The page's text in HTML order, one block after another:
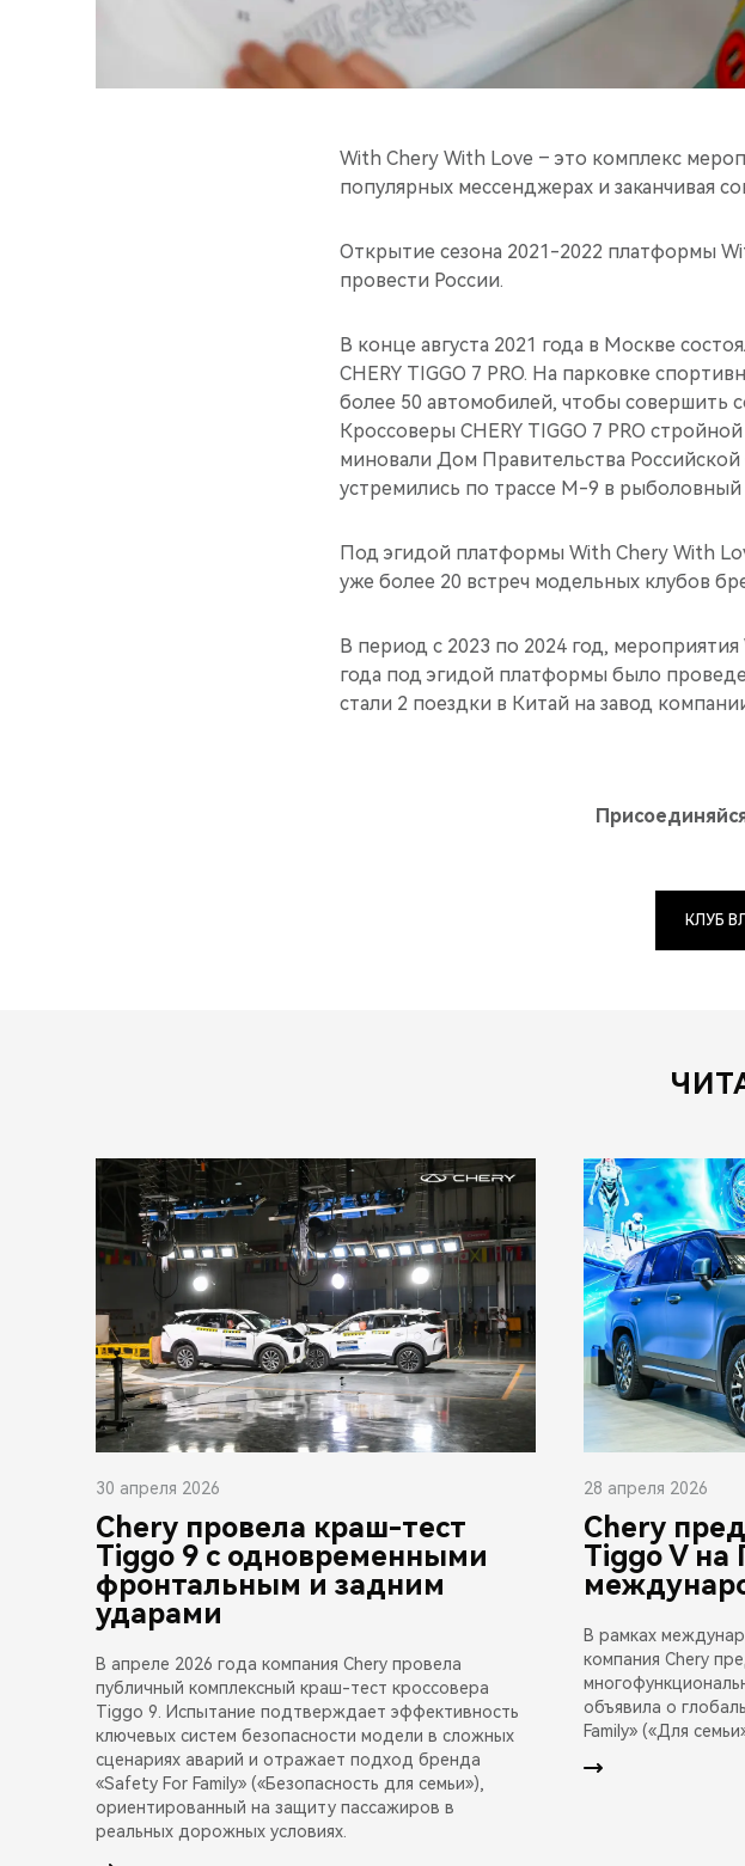
With Chery With Love – это комплекс
популярных мессенджерах и заканчивая
Открытие сезона 2021-2022 платформы
провести России.
В конце августа 2021 года в Москве
CHERY TIGGO 7 PRO. На парковке
более 50 автомобилей, чтобы совершить
Кроссоверы CHERY TIGGO 7 PRO
миновали Дом Правительства
устремились по трассе М-9 в рыболовный
Под эгидой платформы With Chery With
уже более 20 встреч модельных клубов
В период с 2023 по 2024 год,
года под эгидой платформы было
стали 2 поездки в Китай на завод
КЛУБ
30 апреля 2026
Chery провела краш-тест
Tiggo 9 с одновременными
фронтальным и задним
ударами
В апреле 2026 года компания Chery провела
публичный комплексный краш-тест кроссовера
Tiggo 9. Испытание подтверждает эффективность
ключевых систем безопасности модели в сложных
сценариях аварий и отражает подход бренда
«Safety For Family» («Безопасность для семьи»),
ориентированный на защиту пассажиров в
реальных дорожных условиях.
28 апреля 2026
Chery
Tiggo V на
В рамках
компания Chery
объявила о
Family» («Для